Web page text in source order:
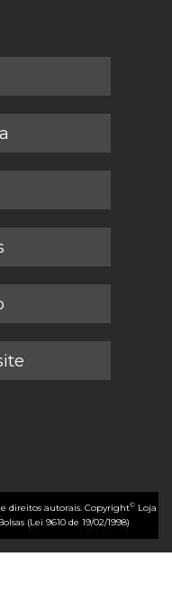
direitos autorais. Copyright©Loja
(Lei 9610 de 19/02/1998)